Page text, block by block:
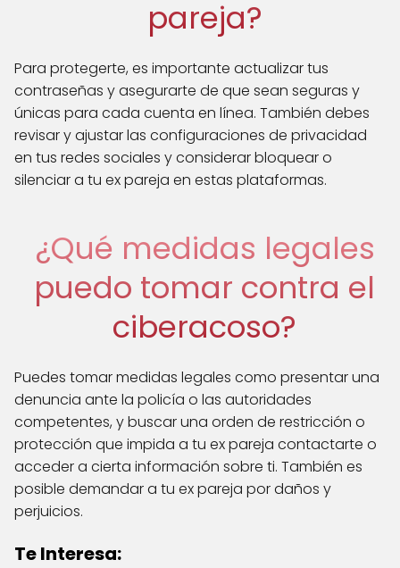
pareja?
Para protegerte, es importante actualizar tus
contraseñas y asegurarte de que sean seguras y
únicas para cada cuenta en línea. También debes
revisar y ajustar las configuraciones de privacidad
en tus redes sociales y considerar bloquear o
silenciar a tu ex pareja en estas plataformas.
¿Qué medidas legales
puedo tomar contra el
ciberacoso?
Puedes tomar medidas legales como presentar una
denuncia ante la policía o las autoridades
competentes, y buscar una orden de restricción o
protección que impida a tu ex pareja contactarte o
acceder a cierta información sobre ti. También es
posible demandar a tu ex pareja por daños y
perjuicios.
Te Interesa: